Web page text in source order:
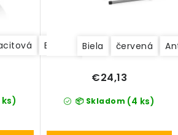
Béžová/Krémová
Biela červená
📦 Skladom (4 ks)
€24,13